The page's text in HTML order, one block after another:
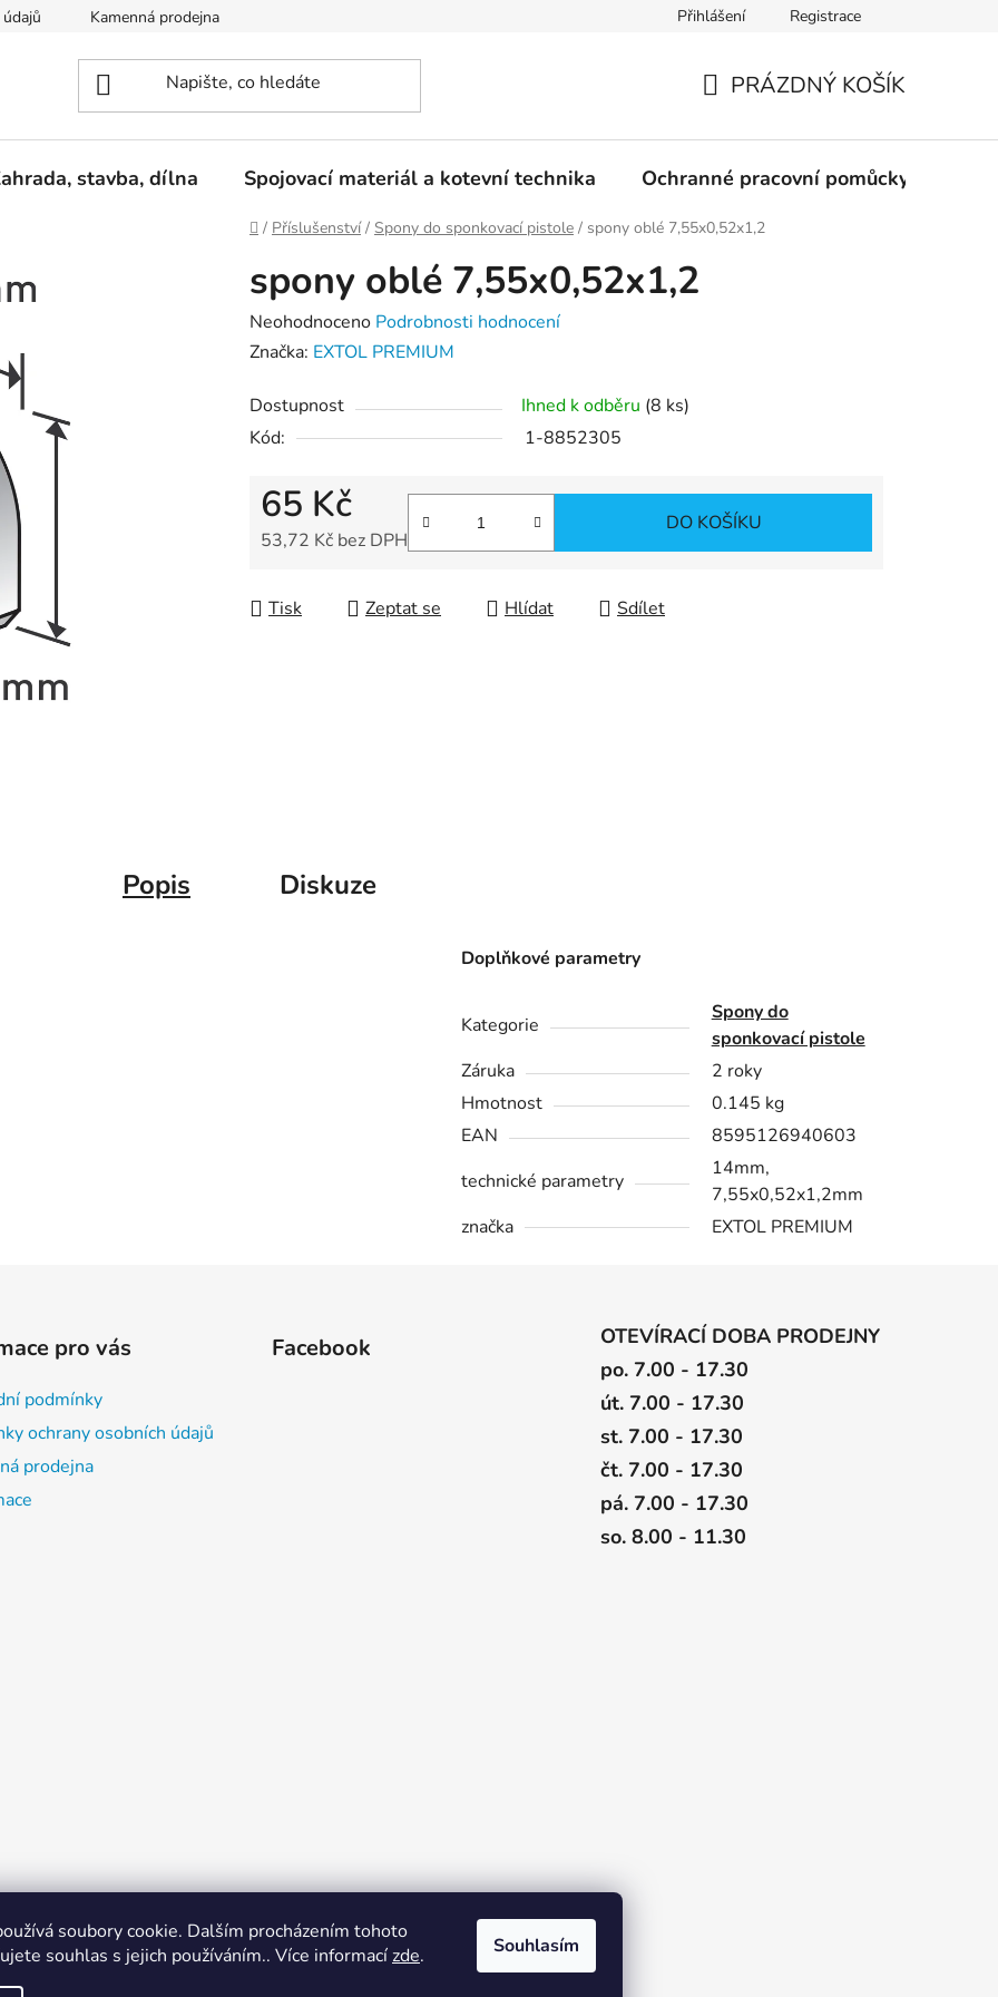
soubory cookie. Dalším procházením tohoto
souhlas s jejich používáním.. Více informacízde. Souhlasím
Kamenná prodejna Přihlášení Registrace
KOŠÍK
PRÁZDNÝ KOŠÍK
stavba, dílna Spojovací materiál a kotevní technika Ochranné pracovní pomůcky
Domů
/ Příslušenství / Spony do sponkovací pistole / spony oblé 7,55x0,52x1,2
spony oblé 7,55x0,52x1,2
Průměrné
hodnocení
je
0,0
hvězdiček.
Neohodnoceno Podrobnosti hodnocení
Značka: EXTOL PREMIUM
Dostupnost Ihned k odběru (8 ks)
Kód:
1-8852305
65 Kč
53,72 Kč bez DPH
DO KOŠÍKU
Tisk Zeptat se Hlídat Sdílet
Popis Diskuze
Doplňkové parametry
Kategorie
Spony do
sponkovací pistole
Záruka
2 roky
Hmotnost
0.145 kg
EAN
8595126940603
technické parametry
14mm,
7,55x0,52x1,2mm
značka
EXTOL PREMIUM
pro vás
podmínky
ochrany osobních údajů
prodejna
Facebook
OTEVÍRACÍ DOBA PRODEJNY
po. 7.00 - 17.30
út. 7.00 - 17.30
st. 7.00 - 17.30
čt. 7.00 - 17.30
pá. 7.00 - 17.30
so. 8.00 - 11.30